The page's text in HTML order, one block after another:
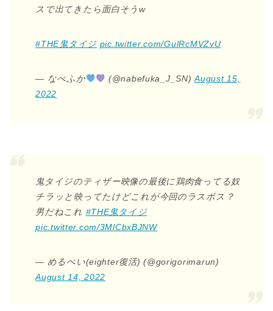
スで出てきたら面白そうw
#THE鬼タイジ pic.twitter.com/GulRcMVZvU
— なべふか (@nabefuka_J_SN)August 15,
2022
鬼タイジのティザー映像の最後に鶏肉食ってる奴
チラッと映ってたけどこれが今回のラスボス？
男だねこれ #THE鬼タイジ
pic.twitter.com/3MlCbxBJNW
— めるぺい(eighter復活) (@gorigorimarun)
August 14, 2022